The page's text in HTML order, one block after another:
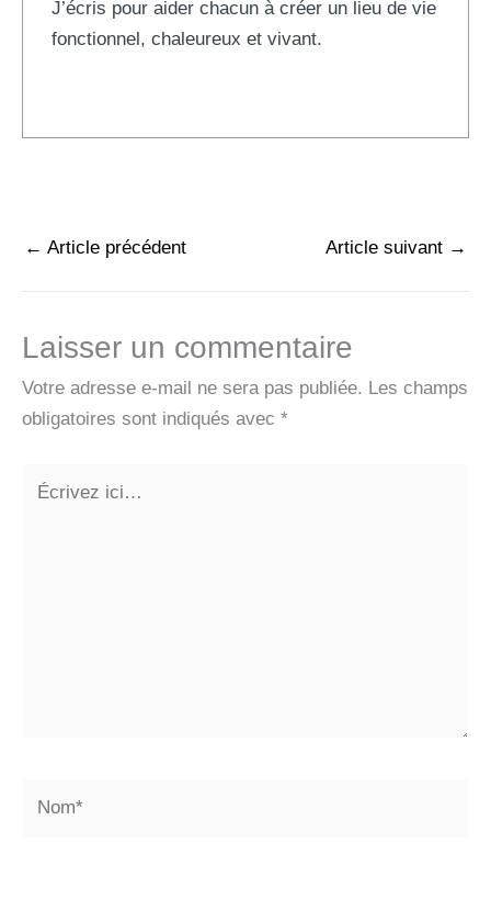
J’écris pour aider chacun à créer un lieu de vie
fonctionnel, chaleureux et vivant.
← Article précédent Article suivant →
Laisser un commentaire
Votre adresse e-mail ne sera pas publiée. Les champs
obligatoires sont indiqués avec *